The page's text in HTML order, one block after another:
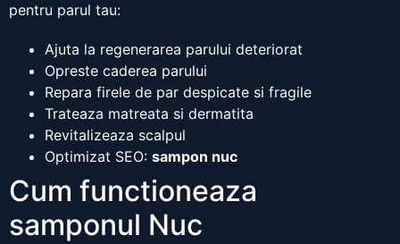
pentru parul tau:
Ajuta la regenerarea parului deteriorat
Opreste caderea parului
Repara firele de par despicate si fragile
Trateaza matreata si dermatita
Revitalizeaza scalpul
Optimizat SEO: sampon nuc
Cum functioneaza
samponul Nuc